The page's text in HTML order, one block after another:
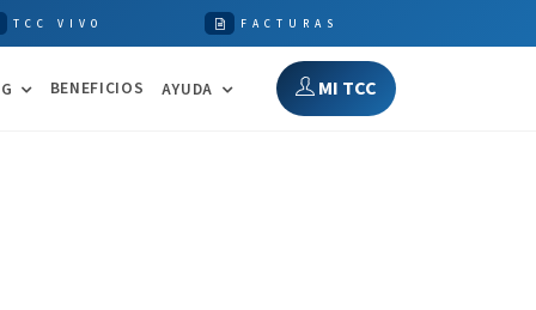
TCC VIVO FACTURAS
BENEFICIOS AYUDA MI TCC